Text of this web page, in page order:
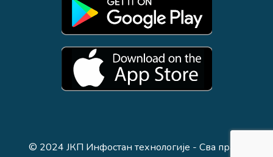
© 2024 ЈКП Инфостан технологије - Сва права